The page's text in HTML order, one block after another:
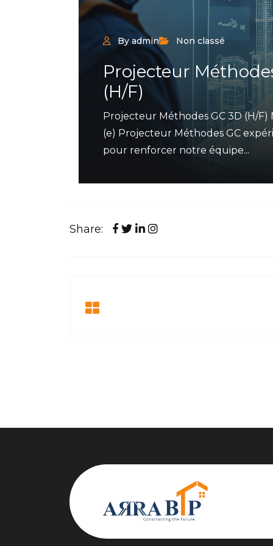
By admin Non classé
Projecteur
(H/F)
Projecteur Méthodes GC 3D (H/
(e) Projecteur Méthodes GC
pour renforcer notre équipe...
Share: